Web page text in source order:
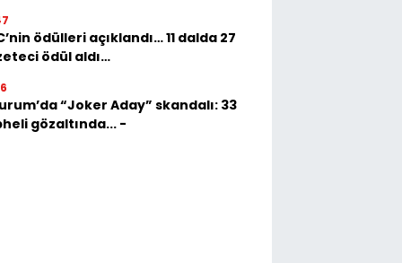
ödülleri açıklandı… 11 dalda 27
ödül aldı…
“Joker Aday” skandalı: 33
gözaltında... -